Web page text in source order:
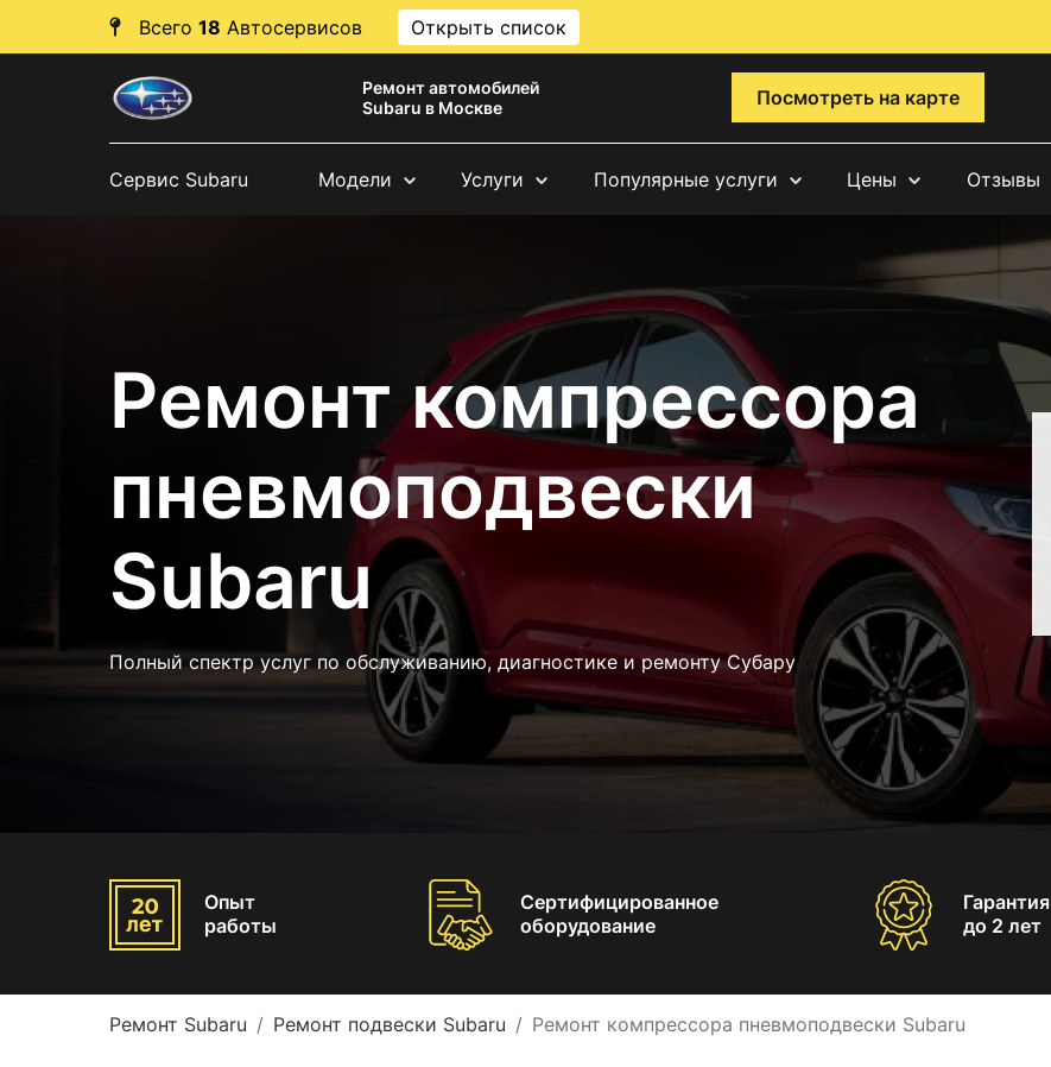
Всего 18 Автосервисов Открыть список
Ремонт автомобилей
Subaru в Москве
Посмотреть на карте
Сервис Subaru Модели Услуги Популярные услуги Цены Отзывы
Ремонт компрессора
пневмоподвески
Subaru
Полный спектр услуг по обслуживанию, диагностике и ремонту Субару
Опыт
работы
Сертифицированное
оборудование
Гарантия
до 2 лет
Ремонт Subaru Ремонт подвески Subaru Ремонт компрессора пневмоподвески Subaru